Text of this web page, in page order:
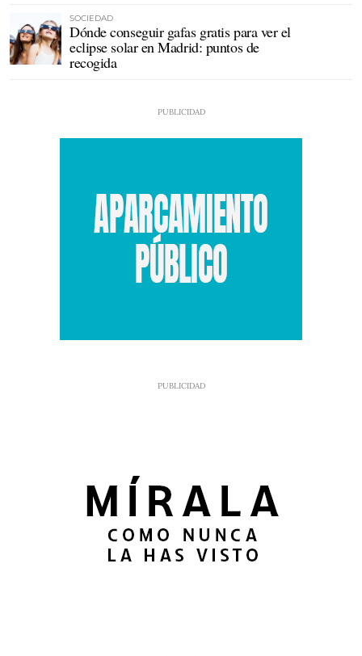
SOCIEDAD
Dónde conseguir gafas gratis para ver el
eclipse solar en Madrid: puntos de
recogida